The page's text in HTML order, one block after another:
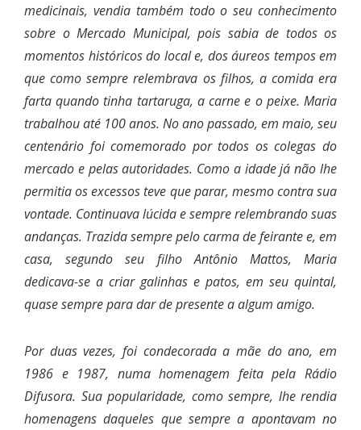
medicinais, vendia também todo o seu conhecimento
sobre o Mercado Municipal, pois sabia de todos os
momentos históricos do local e, dos áureos tempos em
que como sempre relembrava os filhos, a comida era
farta quando tinha tartaruga, a carne e o peixe. Maria
trabalhou até 100 anos. No ano passado, em maio, seu
centenário foi comemorado por todos os colegas do
mercado e pelas autoridades. Como a idade já não lhe
permitia os excessos teve que parar, mesmo contra sua
vontade. Continuava lúcida e sempre relembrando suas
andanças. Trazida sempre pelo carma de feirante e, em
casa, segundo seu filho Antônio Mattos, Maria
dedicava-se a criar galinhas e patos, em seu quintal,
quase sempre para dar de presente a algum amigo.
Por duas vezes, foi condecorada a mãe do ano, em
1986 e 1987, numa homenagem feita pela Rádio
Difusora. Sua popularidade, como sempre, lhe rendia
homenagens daqueles que sempre a apontavam no